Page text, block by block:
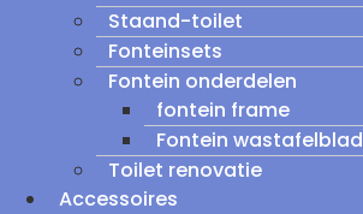
Staand-toilet
Fonteinsets
Fontein onderdelen
fontein frame
Fontein wastafelblad
Toilet renovatie
Accessoires